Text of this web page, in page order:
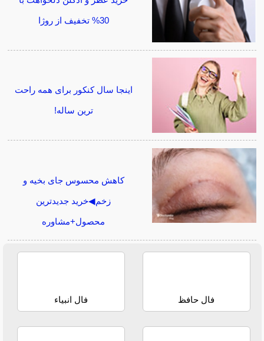
30% تخفیف از روژا
اینجا سال کنکور برای همه راحت
ترین ساله!
کاهش محسوس جای بخیه و
زخم◀خرید جدیدترین
محصول+مشاوره
فال حافظ فال انبیاء